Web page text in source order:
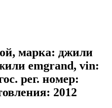
марка: джили
emgrand, vin:
рег. номер:
2012